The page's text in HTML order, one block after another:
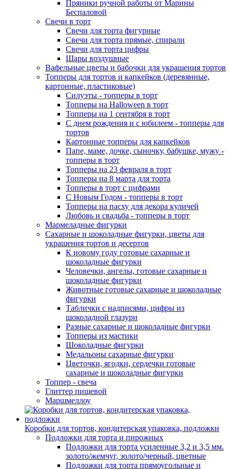
Пряники ручной работы от Марины
Беспаловой
Свечи в торт
Свечи для торта фигурные
Свечи для торта прямые, спирали
Свечи для торта цифры
Шары воздушные
Вафельные цветы и бабочки для украшения тортов
Топперы для тортов и капкейков (деревянные,
картонные, пластиковые)
Силуэты - топперы в торт
Топперы на Halloween в торт
Топперы на 1 сентября в торт
С днем рождения и с юбилеем - топперы для
тортов
Картонные топперы для капкейков
Папе, маме, дочке, сыночку, бабушке, мужу -
топперы в торт
Топперы на 23 февраля в торт
Топперы на 8 марта для торта
Топперы в торт с цифрами
С Новым Годом - топперы в торт
Топперы на пасху для декора куличей
Любовь и свадьба - топперы в торт
Мармеладные фигурки
Сахарные и шоколадные фигурки, цветы для
украшения тортов и десертов
К новому году готовые сахарные и
шоколадные фигурки
Человечки, ангелы, готовые сахарные и
шоколадные фигурки
Животные готовые сахарные и шоколадные
фигурки
Таблички с надписями, цифры из
шоколадной глазури
Разные сахарные и шоколадные фигурки
Топперы из мастики
Шоколадные фигурки
Медальоны сахарные фигурки
Цветочки, ягодки, сердечки готовые
сахарные и шоколадные фигурки
Топпер - свеча
Глиттер пищевой
Маршмеллоу
Коробки для тортов, кондитерская упаковка, подложки
Подложки для торта и пирожных
Подложки для торта усиленные 3,2 и 3,5 мм.
золото/жемчуг, золото/черный, цветные
Подложки для торта прямоугольные и